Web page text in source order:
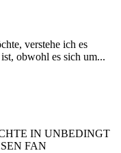
verstehe ich es
obwohl es sich um...
IN UNBEDINGT
FAN